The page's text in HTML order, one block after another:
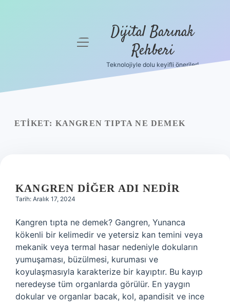
menüyü
Dijital Barınak
Rehberi
Teknolojiyle dolu keyifli öneriler!
ETIKET: KANGREN TIPTA NE DEMEK
KANGREN DIĞER ADI NEDIR
Tarih: Aralık 17, 2024
Kangren tıpta ne demek? Gangren, Yunanca
kökenli bir kelimedir ve yetersiz kan temini veya
mekanik veya termal hasar nedeniyle dokuların
yumuşaması, büzülmesi, kuruması ve
koyulaşmasıyla karakterize bir kayıptır. Bu kayıp
neredeyse tüm organlarda görülür. En yaygın
dokular ve organlar bacak, kol, apandisit ve ince